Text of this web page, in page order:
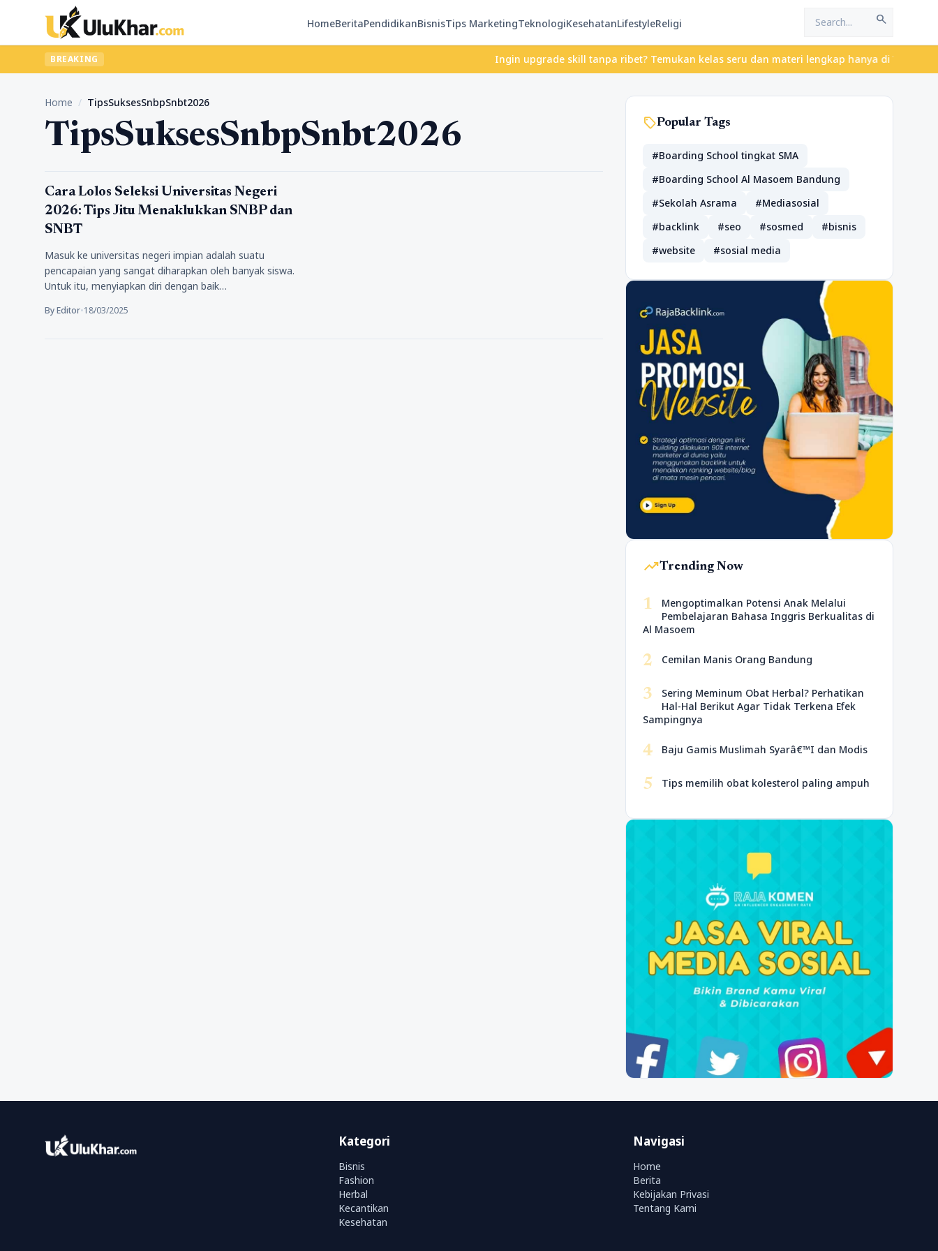
HomeBeritaPendidikanBisnisTips MarketingTeknologiKesehatanLifestyleReligi search
BREAKING Ingin upgrade skill tanpa ribet? Temukan kelas seru dan materi lengkap hanya di
Home / TipsSuksesSnbpSnbt2026
TipsSuksesSnbpSnbt2026
Pendidikan
Cara Lolos Seleksi Universitas Negeri
2026: Tips Jitu Menaklukkan SNBP dan
SNBT
Masuk ke universitas negeri impian adalah suatu
pencapaian yang sangat diharapkan oleh banyak siswa.
Untuk itu, menyiapkan diri dengan baik…
By Editor•18/03/2025
sellPopular Tags
#Boarding School tingkat SMA
#Boarding School Al Masoem Bandung
#Sekolah Asrama
#Mediasosial
#backlink
#seo #sosmed
#bisnis
#website
#sosial media
trending_upTrending Now
1
Mengoptimalkan Potensi Anak Melalui
Pembelajaran Bahasa Inggris Berkualitas di
Al Masoem
2 Cemilan Manis Orang Bandung
3
Sering Meminum Obat Herbal? Perhatikan
Hal-Hal Berikut Agar Tidak Terkena Efek
Sampingnya
4 Baju Gamis Muslimah Syarâ€™I dan Modis
5 Tips memilih obat kolesterol paling ampuh
Kategori
Bisnis
Fashion
Herbal
Kecantikan
Kesehatan
Navigasi
Home
Berita
Kebijakan Privasi
Tentang Kami